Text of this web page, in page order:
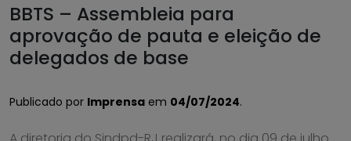
BBTS – Assembleia para
aprovação de pauta e eleição de
delegados de base
Publicado por Imprensa em 04/07/2024.